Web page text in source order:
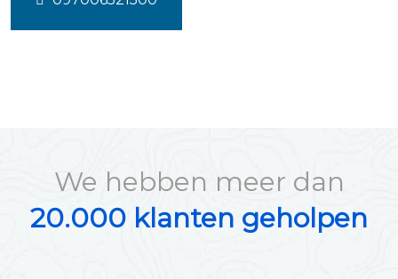
We hebben meer dan
20.000 klanten geholpen